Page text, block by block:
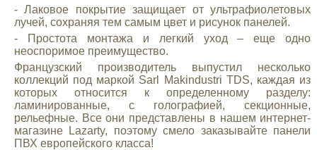
- Лаковое покрытие защищает от ультрафиолетовых
лучей, сохраняя тем самым цвет и рисунок панелей.
- Простота монтажа и легкий уход – еще одно
неоспоримое преимущество.
Французский производитель выпустил несколько
коллекций под маркой Sarl Makindustri TDS, каждая из
которых относится к определенному разделу:
ламинированные, с голографией, секционные,
рельефные. Все они представлены в нашем интернет-
магазине Lazarty, поэтому смело заказывайте панели
ПВХ европейского класса!